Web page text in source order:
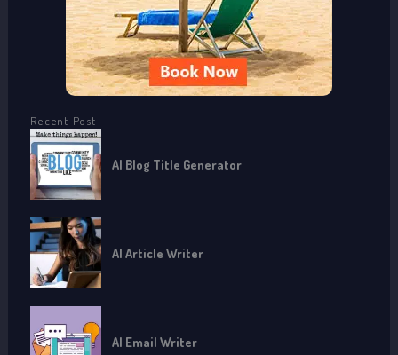
Recent Post
AI Blog Title Generator
AI Article Writer
AI Email Writer